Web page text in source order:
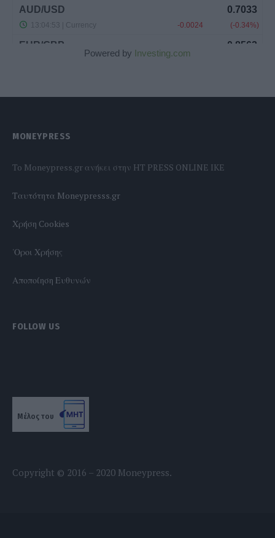
Powered by Investing.com
MONEYPRESS
To Moneypress.gr ανήκει στην HT PRESS ONLINE IKE
Tαυτότητα Moneypresss.gr
Χρήση Cookies
'Οροι Χρήσης
Αποποίηση Ευθυνών
FOLLOW US
Μέλος του
Copyright © 2016 – 2020 Moneypress.